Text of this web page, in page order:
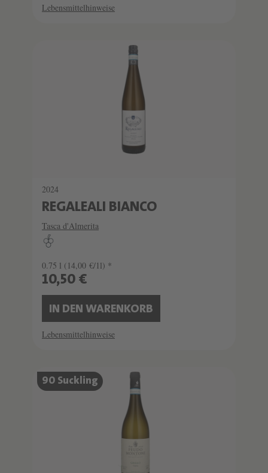
Lebensmittelhinweise
2024
REGALEALI BIANCO
Tasca d'Almerita
0.75 l (14,00 €/1l) *
10,50 €
IN DEN WARENKORB
Lebensmittelhinweise
90 Suckling